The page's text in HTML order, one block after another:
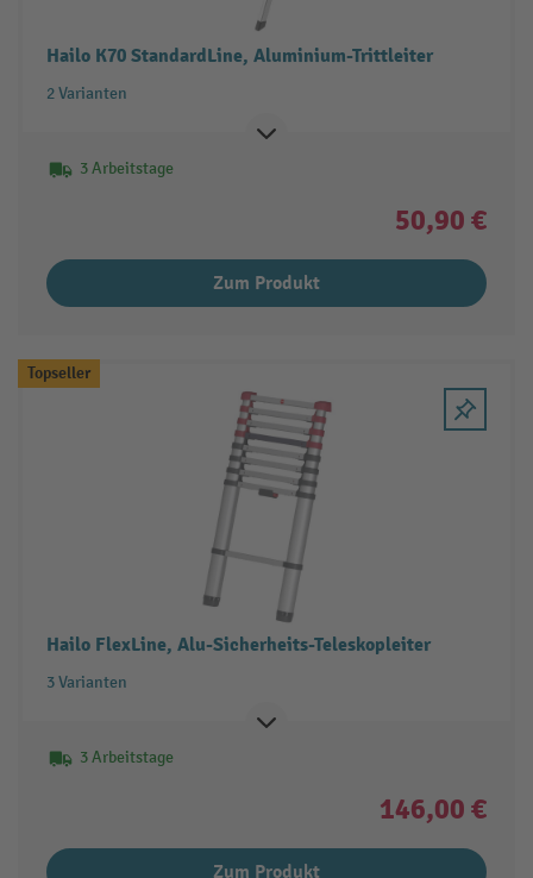
Hailo K70 StandardLine, Aluminium-Trittleiter
2 Varianten
3 Arbeitstage
50,90 €
Zum Produkt
Topseller
Hailo FlexLine, Alu-Sicherheits-Teleskopleiter
3 Varianten
3 Arbeitstage
146,00 €
Zum Produkt